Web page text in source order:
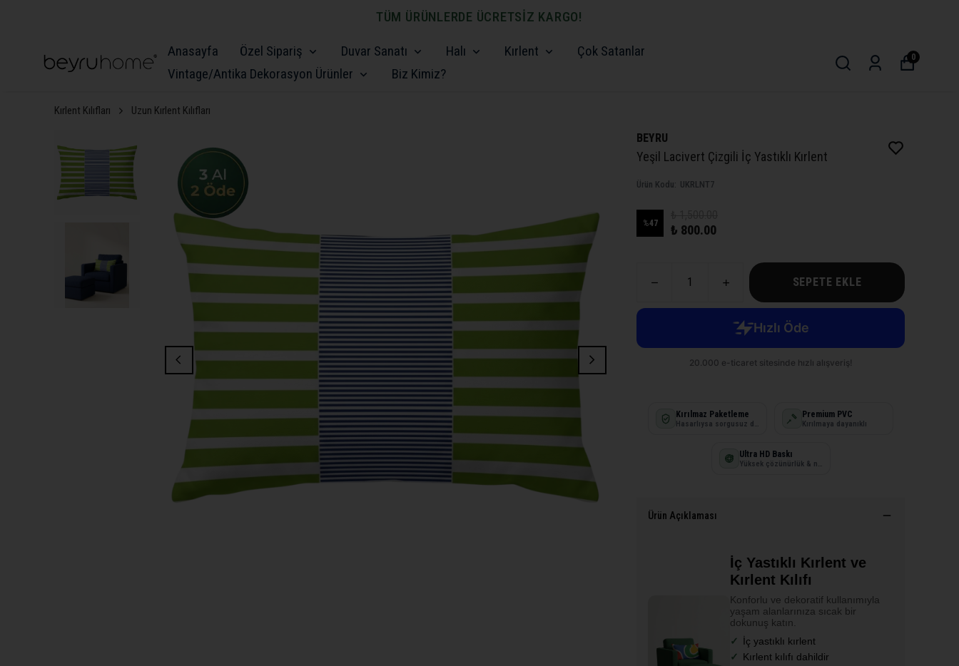
TÜM ÜRÜNLERDE ÜCRETSİZ KARGO!
Anasayfa Özel Sipariş Duvar Sanatı Halı Kırlent
Çok Satanlar
Vintage/Antika Dekorasyon Ürünler
Biz Kimiz?
0
Kırlent Kılıfları Uzun Kırlent Kılıfları
BEYRU
Yeşil Lacivert Çizgili İç Yastıklı Kırlent
Ürün Kodu: UKRLNT7
%47 ₺ 800.00
SEPETE EKLE
Kırılmaz Paketleme Premium PVC
Kırılmaya dayanıklı
Ultra HD Baskı
Ürün Açıklaması
İç Yastıklı Kırlent ve
Kırlent Kılıfı
Konforlu ve dekoratif kullanımıyla
yaşam alanlarınıza sıcak bir
dokunuş katın.
İç yastıklı kırlent
Kırlent kılıfı dahildir